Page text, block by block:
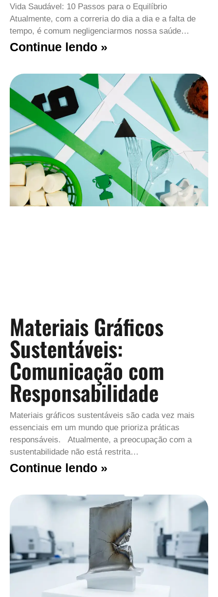
Vida Saudável: 10 Passos para o Equilíbrio
Atualmente, com a correria do dia a dia e a falta de
tempo, é comum negligenciarmos nossa saúde…
Continue lendo »
Materiais Gráficos
Sustentáveis:
Comunicação com
Responsabilidade
Materiais gráficos sustentáveis são cada vez mais
essenciais em um mundo que prioriza práticas
responsáveis. Atualmente, a preocupação com a
sustentabilidade não está restrita…
Continue lendo »